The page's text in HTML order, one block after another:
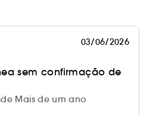
03/06/2026
sem confirmação de
Mais de um ano